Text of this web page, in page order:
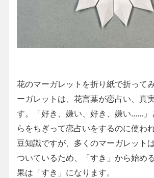
花のマーガレットを折り紙で折って
ーガレットは、花言葉が恋占い、真
す。「好き、嫌い、好き、嫌い......
らをちぎって恋占いをするのに使わ
豆知識ですが、多くのマーガレット
ついているため、「すき」から始め
果は「すき」になります。